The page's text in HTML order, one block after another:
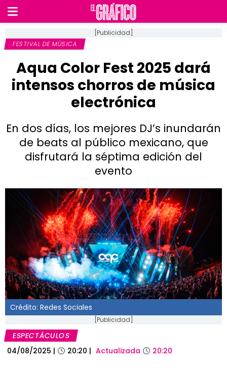
[Publicidad]
FESTIVAL DE MÚSICA
Aqua Color Fest 2025 dará
intensos chorros de música
electrónica
En dos días, los mejores DJ’s inundarán
de beats al público mexicano, que
disfrutará la séptima edición del
evento
Crédito: Redes Sociales
[Publicidad]
ESPECTÁCULOS
04/08/2025 | 20:20 | Actualizada 20:20